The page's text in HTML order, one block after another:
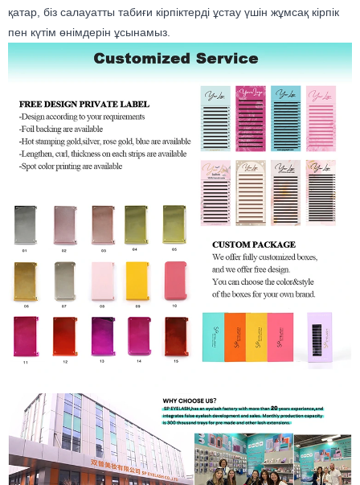
қатар, біз салауатты табиғи кірпіктерді ұстау үшін жұмсақ кірпік
пен күтім өнімдерін ұсынамыз.